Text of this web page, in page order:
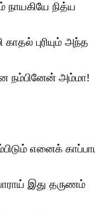
நாயகியே நித்ய
புரியும் அந்த
நம்பினேன் அம்மா!
எனைக்
இது தருணம்